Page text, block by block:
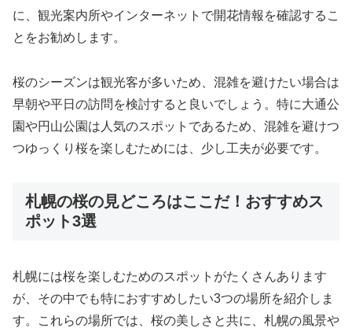
に、観光案内所やインターネットで開花情報を確認するこ
とをお勧めします。
桜のシーズンは観光客が多いため、混雑を避けたい場合は
早朝や平日の訪問を検討すると良いでしょう。特に大通公
園や円山公園は人気のスポットであるため、混雑を避けつ
つゆっくり桜を楽しむためには、少し工夫が必要です。
札幌の桜の見どころはここだ！おすすめス
ポット3選
札幌には桜を楽しむためのスポットがたくさんあります
が、その中でも特におすすめしたい3つの場所を紹介しま
す。これらの場所では、桜の美しさと共に、札幌の風景や